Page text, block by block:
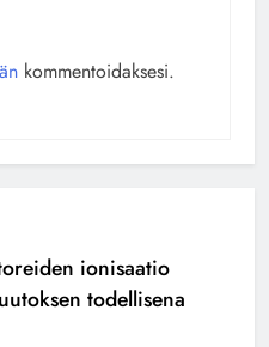
kommentoidaksesi.
ionisaatio
todellisena